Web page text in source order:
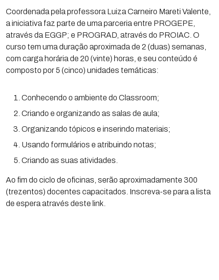
Coordenada pela professora Luiza Carneiro Mareti Valente,
a iniciativa faz parte de uma parceria entre PROGEPE,
através da EGGP; e PROGRAD, através do PROIAC. O
curso tem uma duração aproximada de 2 (duas) semanas,
com carga horária de 20 (vinte) horas, e seu conteúdo é
composto por 5 (cinco) unidades temáticas:
Conhecendo o ambiente do Classroom;
Criando e organizando as salas de aula;
Organizando tópicos e inserindo materiais;
Usando formulários e atribuindo notas;
Criando as suas atividades.
Ao fim do ciclo de oficinas, serão aproximadamente 300
(trezentos) docentes capacitados. Inscreva-se para a lista
de espera através deste link.